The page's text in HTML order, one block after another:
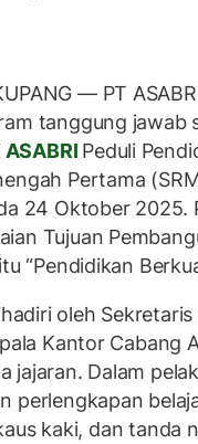
— PT
tanggung jawab
ASABRI Peduli
Pertama
24 Oktober 2025.
Tujuan
“Pendidikan
oleh Sekretaris
Kantor Cabang
jajaran. Dalam
perlengkapan
kaki, dan tanda